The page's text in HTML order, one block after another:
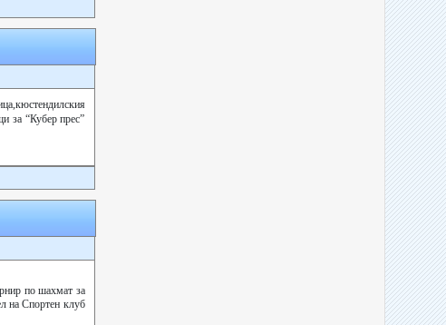
за “Кубер прес”
по шахмат за
на Спортен клуб